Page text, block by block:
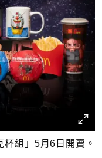
組」5月6日開賣。